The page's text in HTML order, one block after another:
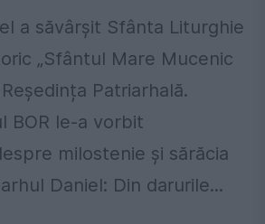
a săvârșit Sfânta Liturghie
„Sfântul Mare Mucenic
Patriarhală.
BOR le-a vorbit
milostenie și sărăcia
Daniel: Din darurile...